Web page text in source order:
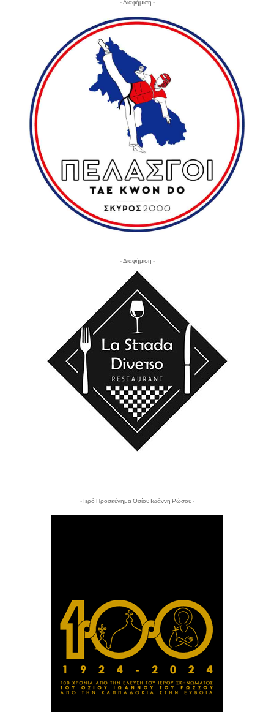
- Διαφήμιση -
- Διαφήμιση -
- Ιερό Προσκύνημα Οσίου Ιωάννη Ρώσου -